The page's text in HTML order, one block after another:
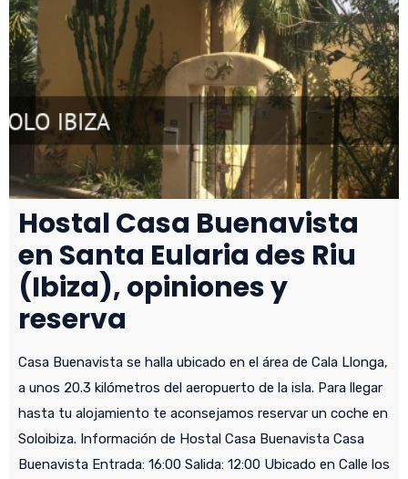
Hostal Casa Buenavista
en Santa Eularia des Riu
(Ibiza), opiniones y
reserva
Casa Buenavista se halla ubicado en el área de Cala Llonga,
a unos 20.3 kilómetros del aeropuerto de la isla. Para llegar
hasta tu alojamiento te aconsejamos reservar un coche en
Soloibiza. Información de Hostal Casa Buenavista Casa
Buenavista Entrada: 16:00 Salida: 12:00 Ubicado en Calle los